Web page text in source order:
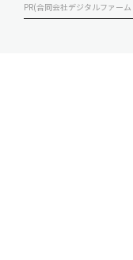
PR(合同会社デジタルファーム